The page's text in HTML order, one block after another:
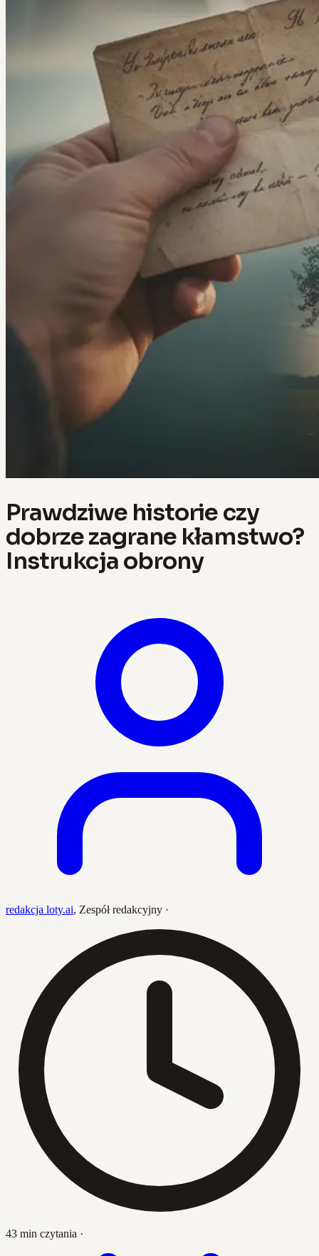
Prawdziwe historie czy
dobrze zagrane kłamstwo?
Instrukcja obrony
redakcja loty.ai, Zespół redakcyjny ·
43 min czytania ·